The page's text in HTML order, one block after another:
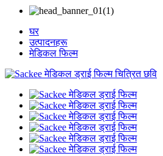
घर
उत्पादनहरू
मेडिकल फिल्म